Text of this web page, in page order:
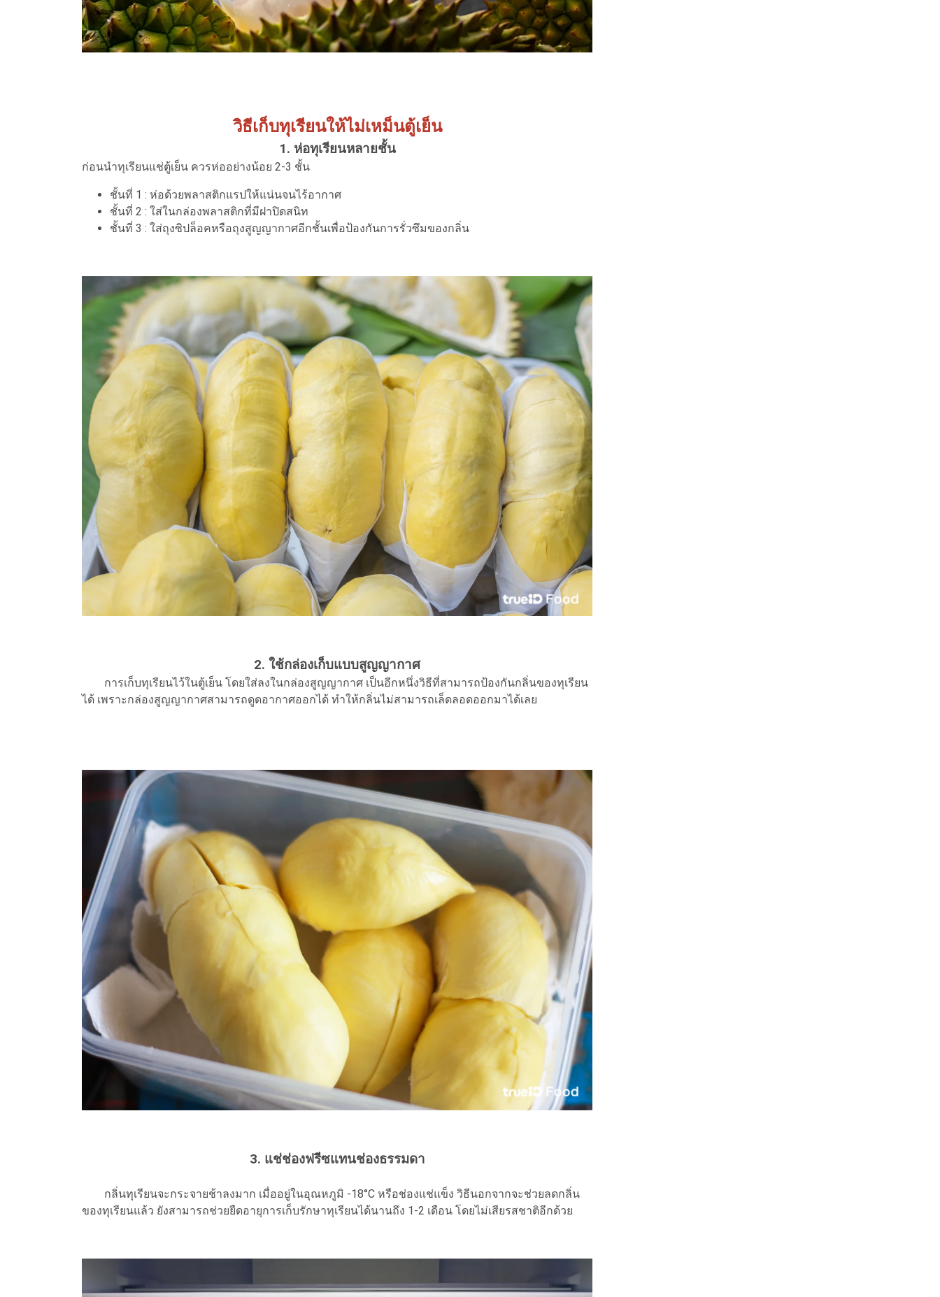
วิธีเก็บทุเรียนให้ไม่เหม็นตู้เย็น
1. ห่อทุเรียนหลายชั้น
ก่อนนำทุเรียนแช่ตู้เย็น ควรห่ออย่างน้อย 2-3 ชั้น
ชั้นที่ 1 : ห่อด้วยพลาสติกแรปให้แน่นจนไร้อากาศ
ชั้นที่ 2 : ใส่ในกล่องพลาสติกที่มีฝาปิดสนิท
ชั้นที่ 3 : ใส่ถุงซิปล็อคหรือถุงสูญญากาศอีกชั้นเพื่อป้องกันการรั่วซึมของกลิ่น
2. ใช้กล่องเก็บแบบสูญญากาศ
การเก็บทุเรียนไว้ในตู้เย็น โดยใส่ลงในกล่องสูญญากาศ เป็นอีกหนึ่งวิธีที่สามารถป้องกันกลิ่นของทุเรียน
ได้ เพราะกล่องสูญญากาศสามารถดูดอากาศออกได้ ทำให้กลิ่นไม่สามารถเล็ดลอดออกมาได้เลย
3. แช่ช่องฟรีซแทนช่องธรรมดา
กลิ่นทุเรียนจะกระจายช้าลงมาก เมื่ออยู่ในอุณหภูมิ -18°C หรือช่องแช่แข็ง วิธีนอกจากจะช่วยลดกลิ่น
ของทุเรียนแล้ว ยังสามารถช่วยยืดอายุการเก็บรักษาทุเรียนได้นานถึง 1-2 เดือน โดยไม่เสียรสชาติอีกด้วย